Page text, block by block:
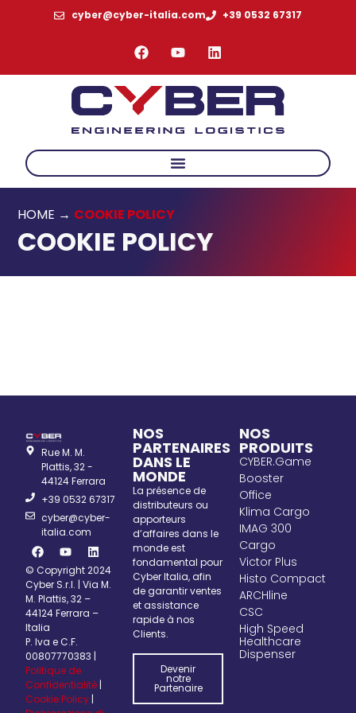
cyber@cyber-italia.com +39 0532 67317
HOME → COOKIE POLICY
COOKIE POLICY
Rue M. M.
Plattis, 32 -
44124 Ferrara
+39 0532 67317
cyber@cyber-
italia.com
© Copyright 2024
Cyber S.r.l. | Via M.
M. Plattis, 32 –
44124 Ferrara –
Italia
P. Iva e C.F.
00807770383 |
Politique de
Confidentialité |
Cookie Policy |
NOS
PARTENAIRES
DANS LE
MONDE
La présence de
distributeurs ou
apporteurs
d’affaires dans le
monde est
fondamental pour
Cyber Italia, afin
de garantir ventes
et assistance
rapide à nos
Clients.
Devenir
notre
Partenaire
NOS
PRODUITS
CYBER.Game
Booster
Office
Klima Cargo
IMAG 300
Cargo
Victor Plus
Histo Compact
ARCHline
CSC
High Speed
Healthcare
Dispenser